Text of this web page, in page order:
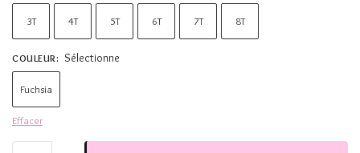
3T 4T 5T 6T 7T 8T
COULEUR: Sélectionne
Fuchsia
Effacer